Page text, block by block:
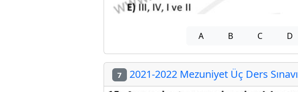
A B C D
7 2021-2022 Mezuniyet Üç Ders Sınavı